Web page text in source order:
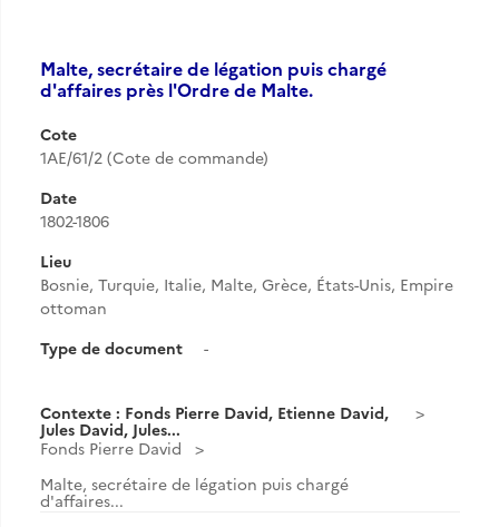
Malte, secrétaire de légation puis chargé
d'affaires près l'Ordre de Malte.
Cote
1AE/61/2 (Cote de commande)
Date
1802-1806
Lieu
Bosnie, Turquie, Italie, Malte, Grèce, États-Unis, Empire
ottoman
Type de document
-
Contexte : Fonds Pierre David, Etienne David,
Jules David, Jules...
Fonds Pierre David
Malte, secrétaire de légation puis chargé
d'affaires...